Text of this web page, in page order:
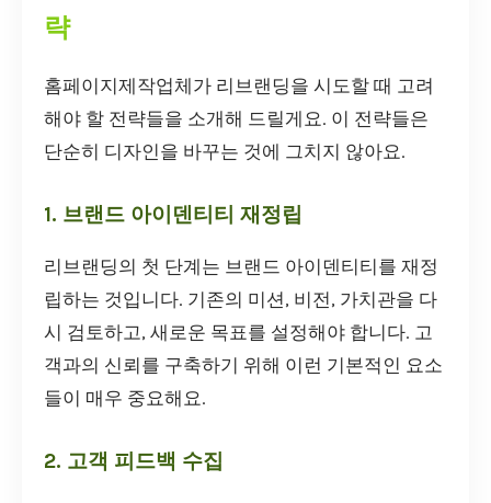
략
홈페이지제작업체가 리브랜딩을 시도할 때 고려
해야 할 전략들을 소개해 드릴게요. 이 전략들은
단순히 디자인을 바꾸는 것에 그치지 않아요.
1. 브랜드 아이덴티티 재정립
리브랜딩의 첫 단계는 브랜드 아이덴티티를 재정
립하는 것입니다. 기존의 미션, 비전, 가치관을 다
시 검토하고, 새로운 목표를 설정해야 합니다. 고
객과의 신뢰를 구축하기 위해 이런 기본적인 요소
들이 매우 중요해요.
2. 고객 피드백 수집